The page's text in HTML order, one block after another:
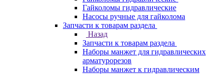
Гайколомы гидравлические
Насосы ручные для гайколома
Запчасти к товарам раздела
Назад
Запчасти к товарам раздела
Наборы манжет для гидравлических
арматурорезов
Наборы манжет к гидравлическим